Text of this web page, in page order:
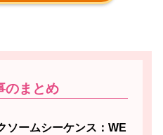
のまとめ
ソームシーケンス：WE